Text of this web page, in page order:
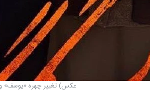
عکس) تغییر چهره «یوسف» و